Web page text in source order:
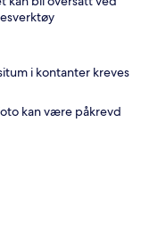
i kontanter kreves
kan være påkrevd